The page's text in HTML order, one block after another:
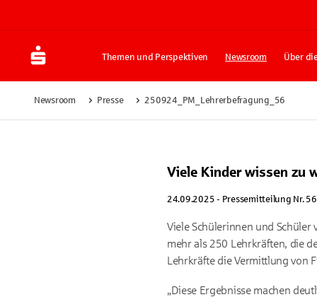
Themen und Perspektiven Newsroom Über
Newsroom Presse 250924_PM_Lehrerbefragung_56
Viele Kinder wissen zu
24.09.2025 - Pressemitteilung Nr. 56
Viele Schülerinnen und
mehr als 250 Lehrkräften, die
Lehrkräfte die Vermittlung von
„Diese Ergebnisse machen